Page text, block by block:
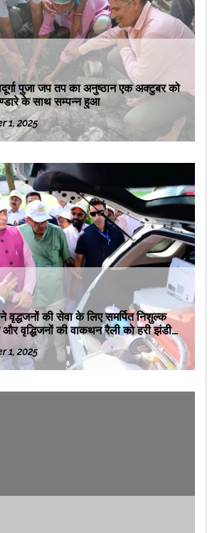
पुजा जप तप का अनुष्ठान एक अक्टुबर को
के साथ सम्पन्न हुआ
1, 2025
वृद्धजनों की सेवा के लिए समर्पित निशुल्क
वृद्धिजनों की वाकथन रैली को हरी झंडी
किया
1, 2025